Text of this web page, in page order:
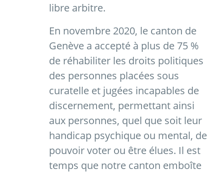
libre arbitre.
En novembre 2020, le canton de
Genève a accepté à plus de 75 %
de réhabiliter les droits politiques
des personnes placées sous
curatelle et jugées incapables de
discernement, permettant ainsi
aux personnes, quel que soit leur
handicap psychique ou mental, de
pouvoir voter ou être élues. Il est
temps que notre canton emboîte